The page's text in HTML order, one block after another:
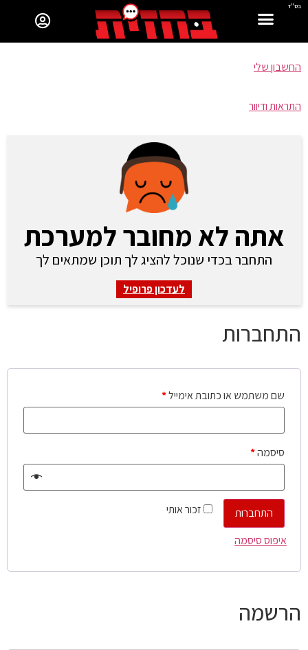
בס"ד
החשבון שלי
התראות ודיוור
אתה לא מחובר למערכת
התחבר בכדי שנוכל להציג לך תוכן שמתאים לך
לעדכון פרופיל
התחברות
שם משתמש או כתובת אימייל*
סיסמה*
זכור אותי
התחברות
איפוס סיסמה
הרשמה